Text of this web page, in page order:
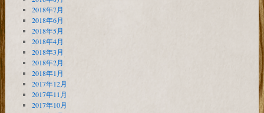
2018年7月
2018年6月
2018年5月
2018年4月
2018年3月
2018年2月
2018年1月
2017年12月
2017年11月
2017年10月